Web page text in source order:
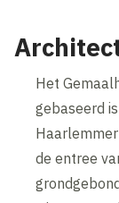
Het
gebaseerd
de entree